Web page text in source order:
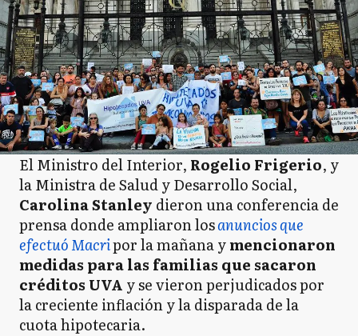
El Ministro del Interior, Rogelio Frigerio, y
la Ministra de Salud y Desarrollo Social,
Carolina Stanley dieron una conferencia de
prensa donde ampliaron losanuncios que
efectuó Macripor la mañana ymencionaron
medidas para las familias que sacaron
créditos UVA y se vieron perjudicados por
la creciente inflación y la disparada de la
cuota hipotecaria.